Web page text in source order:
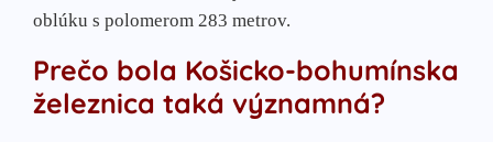
oblúku s polomerom 283 metrov.
Prečo bola Košicko-bohumínska
železnica taká významná?